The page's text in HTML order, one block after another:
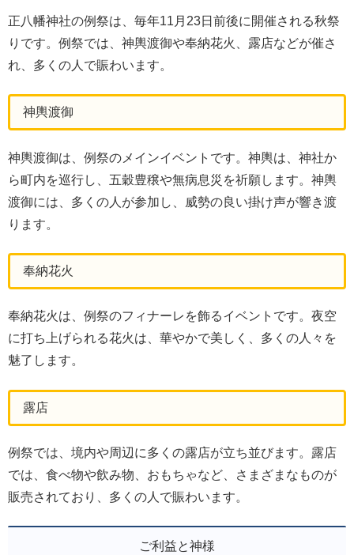
正八幡神社の例祭は、毎年11月23日前後に開催される秋祭
りです。例祭では、神輿渡御や奉納花火、露店などが催さ
れ、多くの人で賑わいます。
神輿渡御
神輿渡御は、例祭のメインイベントです。神輿は、神社か
ら町内を巡行し、五穀豊穣や無病息災を祈願します。神輿
渡御には、多くの人が参加し、威勢の良い掛け声が響き渡
ります。
奉納花火
奉納花火は、例祭のフィナーレを飾るイベントです。夜空
に打ち上げられる花火は、華やかで美しく、多くの人々を
魅了します。
露店
例祭では、境内や周辺に多くの露店が立ち並びます。露店
では、食べ物や飲み物、おもちゃなど、さまざまなものが
販売されており、多くの人で賑わいます。
ご利益と神様